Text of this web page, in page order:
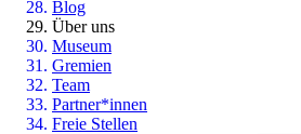
Blog
Über uns
Museum
Gremien
Team
Partner*innen
Freie Stellen